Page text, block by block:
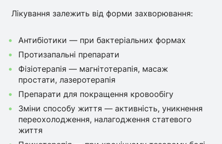
Лікування залежить від форми захворювання:
Антибіотики — при бактеріальних формах
Протизапальні препарати
Фізіотерапія — магнітотерапія, масаж
простати, лазеротерапія
Препарати для покращення кровообігу
Зміни способу життя — активність, уникнення
переохолодження, налагодження статевого
життя